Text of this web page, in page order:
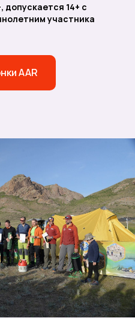
допускается 14+ с
участника
AAR